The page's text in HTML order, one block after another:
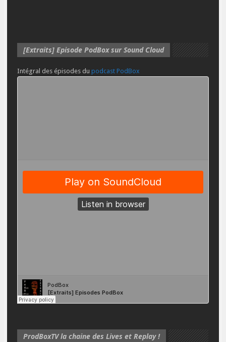
[Extraits] Episode PodBox sur Sound Cloud
Intégral des épisodes du podcast PodBox
ProdBoxTV la chaine des Lives et Replay !